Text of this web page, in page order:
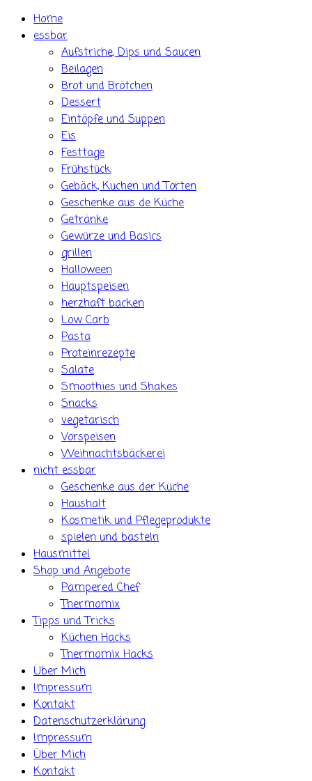
Skip Home
essbar
Aufstriche, Dips und Saucen
Beilagen
Brot und Brötchen
Dessert
Eintöpfe und Suppen
Eis
Festtage
Frühstück
Gebäck, Kuchen und Torten
Geschenke aus de Küche
Getränke
Gewürze und Basics
grillen
Halloween
Hauptspeisen
herzhaft backen
Low Carb
Pasta
Proteinrezepte
Salate
Smoothies und Shakes
Snacks
vegetarisch
Vorspeisen
Weihnachtsbäckerei
nicht essbar
Geschenke aus der Küche
Haushalt
Kosmetik und Pflegeprodukte
spielen und basteln
Hausmittel
Shop und Angebote
Pampered Chef
Thermomix
Tipps und Tricks
Küchen Hacks
Thermomix Hacks
Über Mich
Impressum
Kontakt
Datenschutzerklärung
Impressum
Über Mich
Kontakt